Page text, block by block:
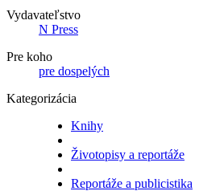
Vydavateľstvo
N Press
Pre koho
pre dospelých
Kategorizácia
Knihy
Životopisy a reportáže
Reportáže a publicistika